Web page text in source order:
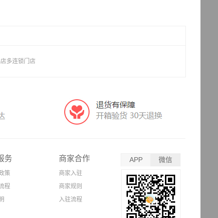
多连锁门店
务
策
程
商家合作
商家入驻
商家规则
入驻流程
APP 微信